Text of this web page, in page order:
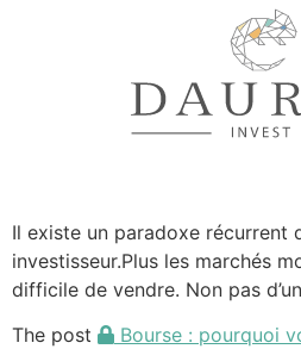
Il existe un paradoxe récurrent
investisseur.Plus les marchés
difficile de vendre. Non pas
The post
Bourse : pourquoi